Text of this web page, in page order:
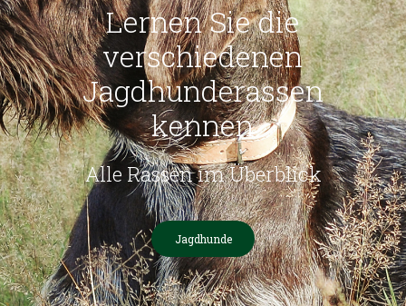
Lernen Sie die
verschiedenen
Jagdhunderassen
kennen
Alle Rassen im Überblick
Jagdhunde